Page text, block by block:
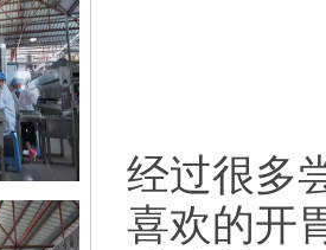
经过很多
喜欢的开